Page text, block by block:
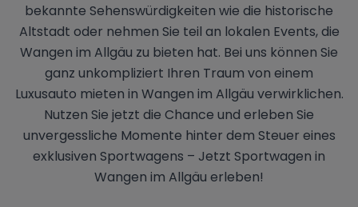
bekannte Sehenswürdigkeiten wie die historische
Altstadt oder nehmen Sie teil an lokalen Events, die
Wangen im Allgäu zu bieten hat. Bei uns können Sie
ganz unkompliziert Ihren Traum von einem
Luxusauto mieten in Wangen im Allgäu verwirklichen.
Nutzen Sie jetzt die Chance und erleben Sie
unvergessliche Momente hinter dem Steuer eines
exklusiven Sportwagens – Jetzt Sportwagen in
Wangen im Allgäu erleben!